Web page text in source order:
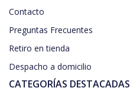
Contacto
Preguntas Frecuentes
Retiro en tienda
Despacho a domicilio
CATEGORÍAS DESTACADAS